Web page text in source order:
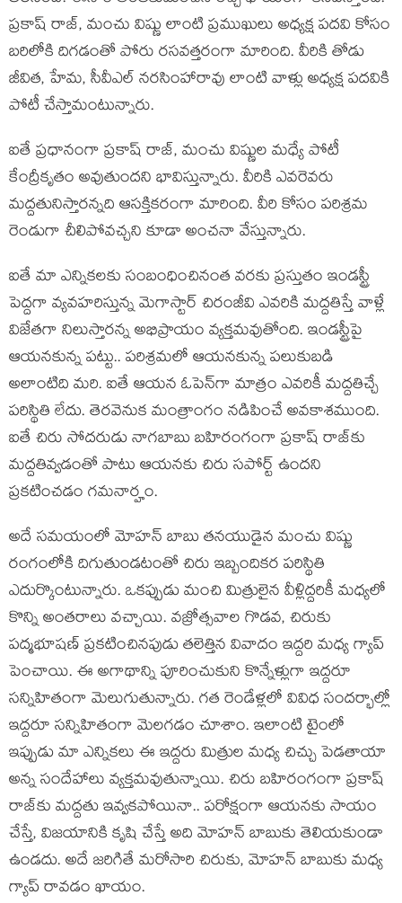
ప్ర‌కాష్ రాజ్, మంచు విష్ణు లాంటి ప్ర‌ముఖులు అధ్య‌క్ష ప‌ద‌వి కోసం
బ‌రిలోకి దిగ‌డంతో పోరు ర‌స‌వ‌త్త‌రంగా మారింది. వీరికి తోడు
జీవిత‌, హేమ‌, సీవీఎల్ న‌ర‌సింహారావు లాంటి వాళ్లు అధ్య‌క్ష ప‌ద‌వికి
పోటీ చేస్తామంటున్నారు.
ఐతే ప్ర‌ధానంగా ప్ర‌కాష్ రాజ్, మంచు విష్ణుల మ‌ధ్యే పోటీ
కేంద్రీకృతం అవుతుంద‌ని భావిస్తున్నారు. వీరికి ఎవ‌రెవ‌రు
మ‌ద్ద‌తునిస్తార‌న్న‌ది ఆస‌క్తిక‌రంగా మారింది. వీరి కోసం ప‌రిశ్ర‌మ
రెండుగా చీలిపోవ‌చ్చ‌ని కూడా అంచ‌నా వేస్తున్నారు.
ఐతే మా ఎన్నిక‌లకు సంబంధించినంత వ‌ర‌కు ప్ర‌స్తుతం ఇండ‌స్ట్రీ
పెద్ద‌గా వ్య‌వ‌హ‌రిస్తున్న‌ మెగాస్టార్ చిరంజీవి ఎవ‌రికి మ‌ద్దతిస్తే వాళ్లే
విజేత‌గా నిలుస్తార‌న్న అభిప్రాయం వ్య‌క్త‌మ‌వుతోంది. ఇండ‌స్ట్రీపై
ఆయ‌న‌కున్న ప‌ట్టు.. ప‌రిశ్ర‌మ‌లో ఆయ‌న‌కున్న ప‌లుకుబ‌డి
అలాంటిది మ‌రి. ఐతే ఆయ‌న ఓపెన్‌గా మాత్రం ఎవ‌రికీ మ‌ద్ద‌తిచ్చే
ప‌రిస్థితి లేదు. తెర‌వెనుక మంత్రాంగం న‌డిపించే అవ‌కాశ‌ముంది.
ఐతే చిరు సోద‌రుడు నాగ‌బాబు బ‌హిరంగంగా ప్ర‌కాష్ రాజ్‌కు
మ‌ద్ద‌తివ్వ‌డంతో పాటు ఆయ‌న‌కు చిరు స‌పోర్ట్ ఉంద‌ని
ప్ర‌క‌టించ‌డం గ‌మ‌నార్హం.
అదే స‌మ‌యంలో మోహ‌న్ బాబు త‌న‌యుడైన మంచు విష్ణు
రంగంలోకి దిగుతుండ‌టంతో చిరు ఇబ్బందిక‌ర ప‌రిస్థితి
ఎదుర్కొంటున్నారు. ఒక‌ప్పుడు మంచి మిత్రులైన వీళ్లిద్ద‌రికీ మ‌ధ్య‌లో
కొన్ని అంత‌రాలు వ‌చ్చాయి. వ‌జ్రోత్స‌వాల గొడ‌వ‌, చిరుకు
ప‌ద్మ‌భూష‌ణ్ ప్ర‌క‌టించిన‌పుడు త‌లెత్తిన వివాదం ఇద్ద‌రి మ‌ధ్య గ్యాప్
పెంచాయి. ఈ అగాథాన్ని పూరించుకుని కొన్నేళ్లుగా ఇద్ద‌రూ
సన్నిహితంగా మెలుగుతున్నారు. గ‌త రెండేళ్ల‌లో వివిధ సంద‌ర్భాల్లో
ఇద్ద‌రూ స‌న్నిహితంగా మెల‌గ‌డం చూశాం. ఇలాంటి టైంలో
ఇప్పుడు మా ఎన్నిక‌లు ఈ ఇద్ద‌రు మిత్రుల మ‌ధ్య చిచ్చు పెడ‌తాయా
అన్న సందేహాలు వ్య‌క్త‌మ‌వుతున్నాయి. చిరు బ‌హిరంగంగా ప్ర‌కాష్
రాజ్‌కు మ‌ద్ద‌తు ఇవ్వ‌క‌పోయినా.. ప‌రోక్షంగా ఆయ‌న‌కు సాయం
చేస్తే, విజ‌యానికి కృషి చేస్తే అది మోహ‌న్ బాబుకు తెలియ‌కుండా
ఉండ‌దు. అదే జ‌రిగితే మ‌రోసారి చిరుకు, మోహ‌న్ బాబుకు మ‌ధ్య
గ్యాప్ రావ‌డం ఖాయం.